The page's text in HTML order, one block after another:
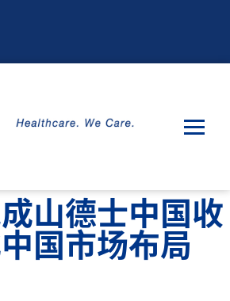
山德士中国收
国市场布局